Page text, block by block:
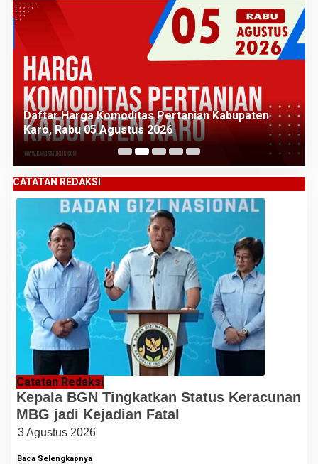
Daftar Harga Komoditas Pertanian Kabupaten
Karo, Rabu 05 Agustus 2026
CATATAN REDAKSI
Catatan Redaksi
Kepala BGN Tingkatkan Status Keracunan
MBG jadi Kejadian Fatal
3 Agustus 2026
Baca Selengkapnya